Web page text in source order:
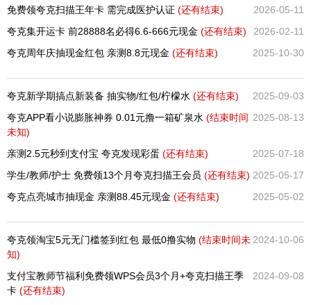
2026-05-11
免费领夸克扫描王年卡 需完成医护认证 (还有结束)
2026-02-11
夸克集开运卡 前28888名必得6.6-666元现金 (还有结束)
2025-10-30
夸克周年庆抽现金红包 亲测8.8元现金 (还有结束)
2025-09-03
夸克新学期搞点新装备 抽实物/红包/柠檬水 (还有结束)
2025-08-13
夸克APP看小说膨胀神券 0.01元撸一箱矿泉水 (结束时间
未知)
2025-07-18
亲测2.5元秒到支付宝 夸克发现彩蛋 (还有结束)
2025-05-17
学生/教师/护士 免费领13个月夸克扫描王会员 (还有结束)
2025-05-02
夸克点亮城市抽现金 亲测88.45元现金 (还有结束)
2024-10-06
夸克领淘宝5元无门槛签到红包 最低0撸实物 (结束时间未
知)
2024-09-08
支付宝教师节福利免费领WPS会员3个月+夸克扫描王季
卡 (还有结束)